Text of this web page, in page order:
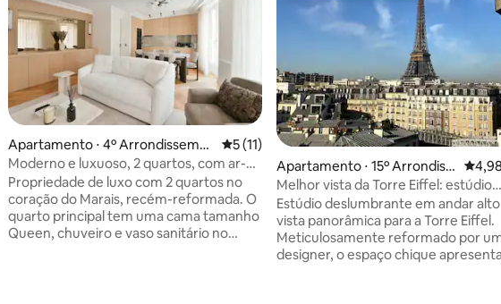
Apartamento ⋅ 4º Arrondisseme
nt
5 de uma avaliação média de 5, 11 avaliações
5 (11)
Moderno e luxuoso, 2 quartos, com ar-
condicionado, Marais – a poucos passos
do metrô
Propriedade de luxo com 2 quartos no
coração do Marais, recém-reformada. O
quarto principal tem uma cama tamanho
Queen, chuveiro e vaso sanitário no
Apartamento ⋅ 15º Arrondiss
ement
4,98
Melhor vista da Torre Eiffel: estúdio
reformado!
Estúdio deslumbrante em andar
vista panorâmica para a Torre Eiffel.
Meticulosamente reformado por
designer, o espaço chique